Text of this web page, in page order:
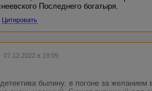
Последнего богатыря.
Цитировать
07.12.2022 в 19:09
былину, в погоне за желанием